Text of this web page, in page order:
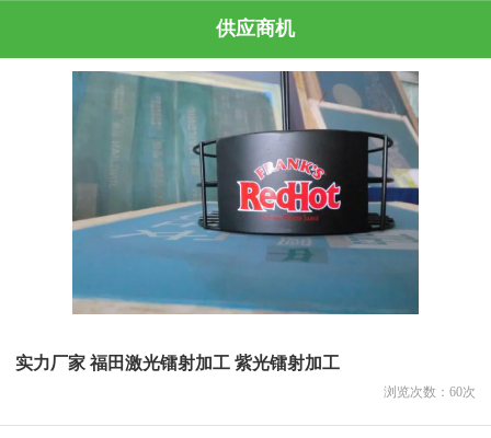
供应商机
实力厂家 福田激光镭射加工 紫光镭射加工
浏览次数： 60次